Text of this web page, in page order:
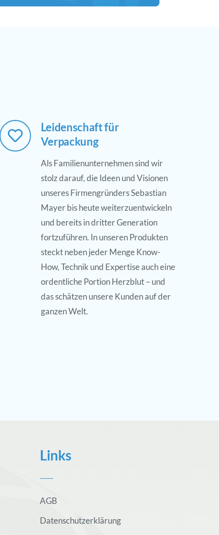
Leidenschaft für
Verpackung
Als Familienunternehmen sind wir
stolz darauf, die Ideen und Visionen
unseres Firmengründers Sebastian
Mayer bis heute weiterzuentwickeln
und bereits in dritter Generation
fortzuführen. In unseren Produkten
steckt neben jeder Menge Know-
How, Technik und Expertise auch eine
ordentliche Portion Herzblut – und
das schätzen unsere Kunden auf der
ganzen Welt.
Links
AGB
Datenschutzerklärung